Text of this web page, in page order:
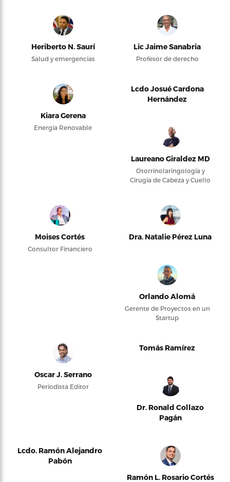
Heriberto N. Saurí
Salud y emergencias
Lic Jaime Sanabria
Profesor de derecho
Kiara Gerena
Energía Renovable
Lcdo Josué Cardona
Hernández
Laureano Giraldez MD
Otorrinolaringología y
Cirugía de Cabeza y Cuello
Moises Cortés
Consultor Financiero
Dra. Natalie Pérez Luna
Orlando Alomá
Gerente de Proyectos en un
Startup
Oscar J. Serrano
Periodista Editor
Tomás Ramírez
Dr. Ronald Collazo
Pagán
Lcdo. Ramón Alejandro
Pabón
Ramón L. Rosario Cortés